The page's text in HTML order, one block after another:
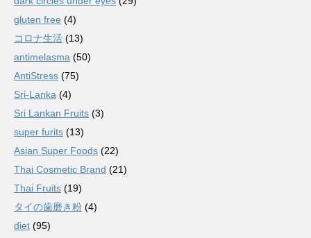
gluten free (4)
コロナ生活 (13)
antimelasma (50)
AntiStress (75)
Sri-Lanka (4)
Sri Lankan Fruits (3)
super furits (13)
Asian Super Foods (22)
Thai Cosmetic Brand (21)
Thai Fruits (19)
タイの歯磨き粉 (4)
diet (95)